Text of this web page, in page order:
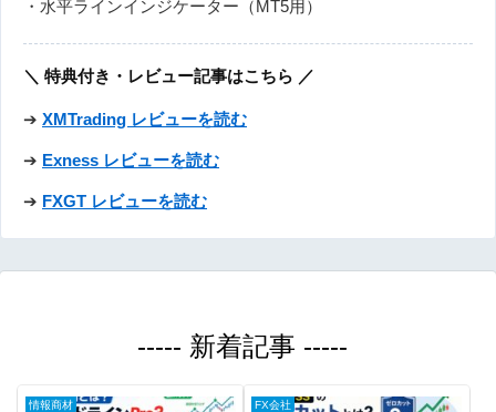
・水平ラインインジケーター（MT5用）
＼ 特典付き・レビュー記事はこちら ／
➔ XMTrading レビューを読む
➔ Exness レビューを読む
➔ FXGT レビューを読む
----- 新着記事 -----
情報商材 FX会社